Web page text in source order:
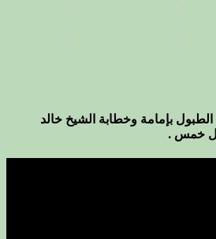
بإمامة وخطابة الشيخ خالد
خمس .